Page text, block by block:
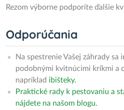
Rezom výborne podporíte ďalšie
Odporúčania
Na spestrenie Vašej záhrady sa
podobnými kvitnúcimi kríkmi a
napríklad ibišteky.
Praktické rady k pestovaniu a
nájdete na našom blogu.